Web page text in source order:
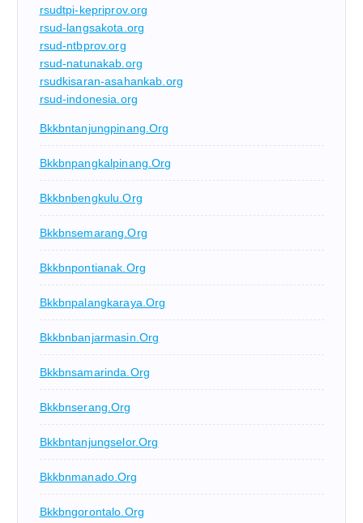
rsudtpi-kepriprov.org
rsud-langsakota.org
rsud-ntbprov.org
rsud-natunakab.org
rsudkisaran-asahankab.org
rsud-indonesia.org
Bkkbntanjungpinang.org
Bkkbnpangkalpinang.org
Bkkbnbengkulu.org
Bkkbnsemarang.org
Bkkbnpontianak.org
Bkkbnpalangkaraya.org
Bkkbnbanjarmasin.org
Bkkbnsamarinda.org
Bkkbnserang.org
Bkkbntanjungselor.org
Bkkbnmanado.org
Bkkbngorontalo.org